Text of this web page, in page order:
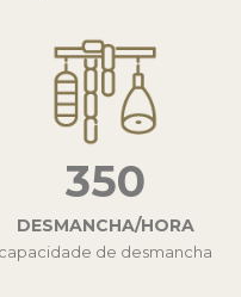
350
DESMANCHA/HORA
capacidade de desmancha